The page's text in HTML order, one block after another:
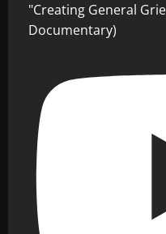
"Creating General
Documentary)